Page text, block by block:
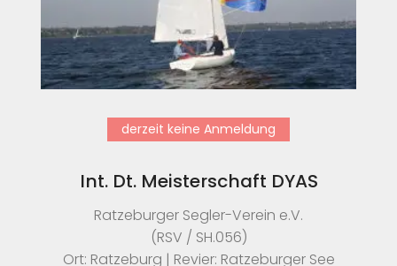
derzeit keine Anmeldung
Int. Dt. Meisterschaft DYAS
Ratzeburger Segler-Verein e.V.
(RSV / SH.056)
Ort: Ratzeburg | Revier: Ratzeburger See